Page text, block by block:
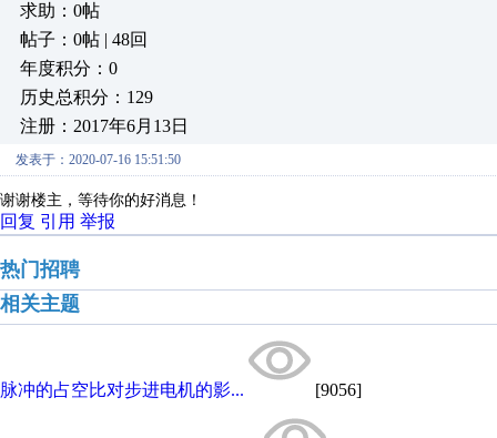
求助：0帖
帖子：0帖 | 48回
年度积分：0
历史总积分：129
注册：2017年6月13日
发表于：2020-07-16 15:51:50
谢谢楼主，等待你的好消息！
回复 引用 举报
热门招聘
相关主题
脉冲的占空比对步进电机的影... [9056]